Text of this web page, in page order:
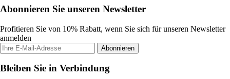
Abonnieren Sie unseren Newsletter
Profitieren Sie von 10% Rabatt, wenn Sie sich für unseren Newsletter
anmelden
Abonnieren
Bleiben Sie in Verbindung